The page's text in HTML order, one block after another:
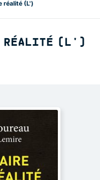
réalité (L')
RÉALITÉ (L')